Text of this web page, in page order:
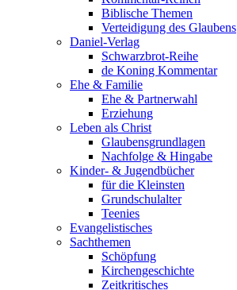
Biblische Themen
Verteidigung des Glaubens
Daniel-Verlag
Schwarzbrot-Reihe
de Koning Kommentar
Ehe & Familie
Ehe & Partnerwahl
Erziehung
Leben als Christ
Glaubensgrundlagen
Nachfolge & Hingabe
Kinder- & Jugendbücher
für die Kleinsten
Grundschulalter
Teenies
Evangelistisches
Sachthemen
Schöpfung
Kirchengeschichte
Zeitkritisches